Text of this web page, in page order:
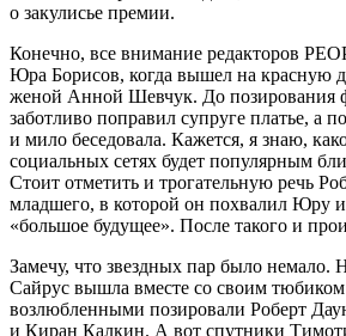
о закулисье премии.
Конечно, все внимание редакторов
Юра Борисов, когда вышел на красную
женой Анной Шевчук. До позирования
заботливо поправил супруге платье, а
и мило беседовала. Кажется, я знаю,
социальных сетях будет популярным
Стоит отметить и трогательную речь
младшего, в которой он похвалил Юру и
«большое будущее». После такого и
Замечу, что звездных пар было
Сайрус вышла вместе со своим
возлюбленными позировали Роберт
и Киран Калкин. А вот спутники